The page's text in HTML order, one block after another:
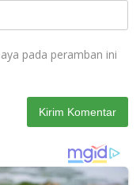
pada peramban ini